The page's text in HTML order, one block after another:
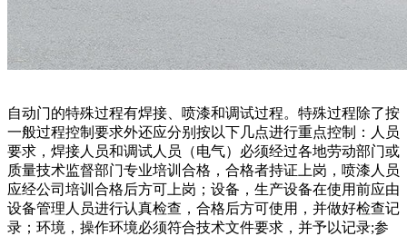
自动门的特殊过程有焊接、喷漆和调试过程。特殊过程除了按
一般过程控制要求外还应分别按以下几点进行重点控制：人员
要求，焊接人员和调试人员（电气）必须经过各地劳动部门或
质量技术监督部门专业培训合格，合格者持证上岗，喷漆人员
应经公司培训合格后方可上岗；设备，生产设备在使用前应由
设备管理人员进行认真检查，合格后方可使用，并做好检查记
录；环境，操作环境必须符合技术文件要求，并予以记录;参